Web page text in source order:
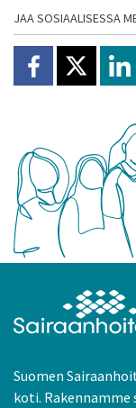
JAA SOSIAALISESSA
Jaa Facebookissa
Jaa X:ssä
Suomen
koti.